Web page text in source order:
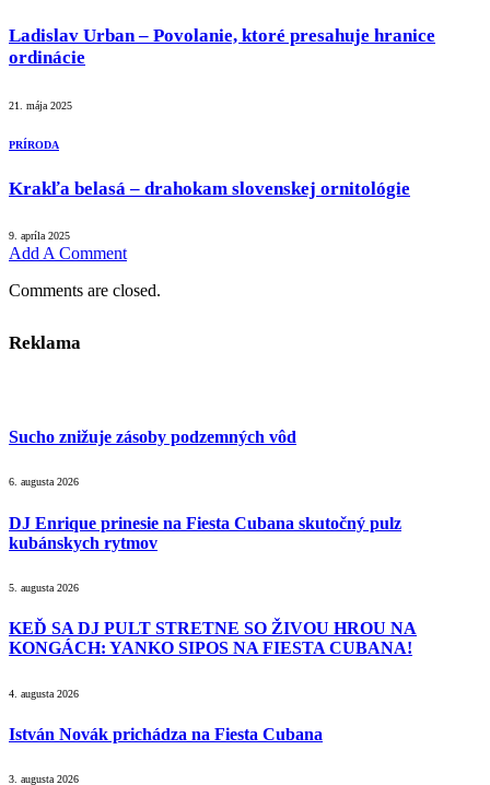
Ladislav Urban – Povolanie, ktoré presahuje hranice
ordinácie
21. mája 2025
PRÍRODA
Krakľa belasá – drahokam slovenskej ornitológie
9. apríla 2025
Add A Comment
Comments are closed.
Reklama
Sucho znižuje zásoby podzemných vôd
6. augusta 2026
DJ Enrique prinesie na Fiesta Cubana skutočný pulz
kubánskych rytmov
5. augusta 2026
KEĎ SA DJ PULT STRETNE SO ŽIVOU HROU NA
KONGÁCH: YANKO SIPOS NA FIESTA CUBANA!
4. augusta 2026
István Novák prichádza na Fiesta Cubana
3. augusta 2026